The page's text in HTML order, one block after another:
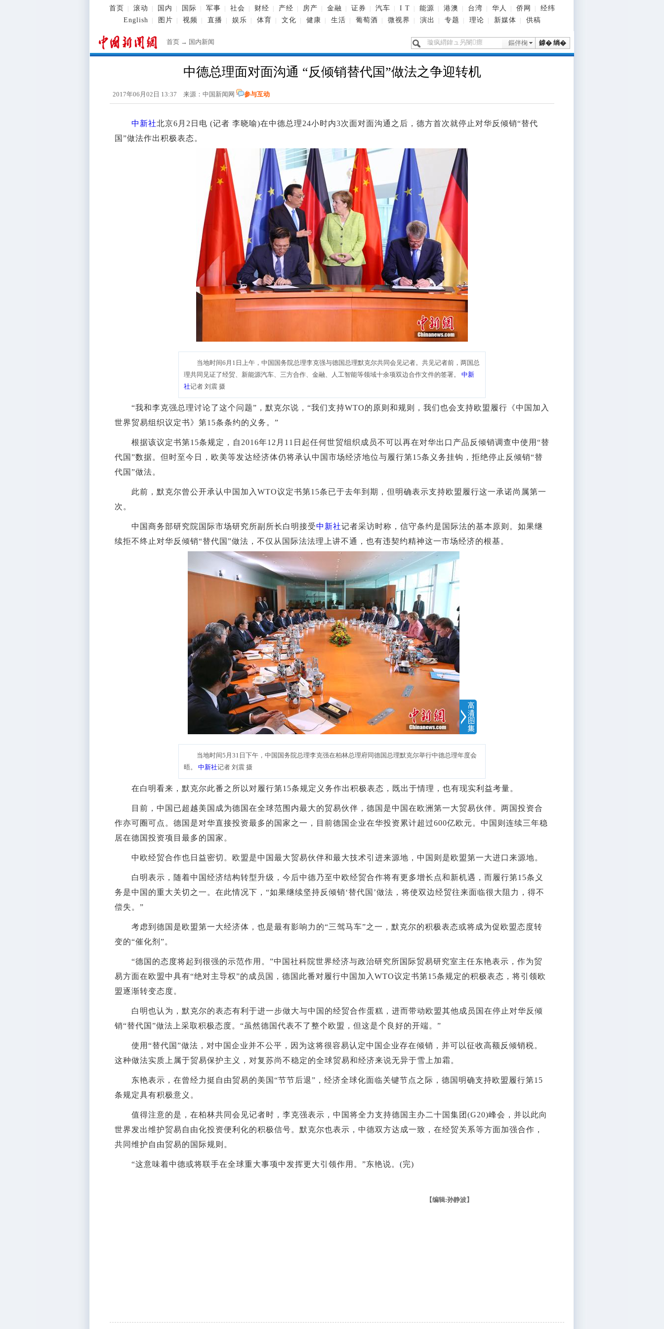
首页 滚动 国内 国际 军事 社会 财经 产经 房产 金融 证券 汽车 I T 能源 港澳 台湾 华人 侨网
经纬
English
图片 视频 直播 娱乐 体育 文化 健康 生活 葡萄酒 微视界 演出 专题 理论 新媒体 供稿
首页 → 国内新闻 鎼� 绱�
鏂伴椈
中德总理面对面沟通 “反倾销替代国”做法之争迎转机
2017年06月02日 13:37 来源： 中国新闻网 参与互动
中新社北京6月2日电 (记者 李晓喻)在中德总理24小时内3次面对面沟通之后，德方首次就停止对华反倾销“替代
国”做法作出积极表态。
当地时间6月1日上午，中国国务院总理李克强与德国总理默克尔共同会见记者。共见记者前，两国总
理共同见证了经贸、新能源汽车、三方合作、金融、人工智能等领域十余项双边合作文件的签署。 中新
社记者 刘震 摄
“我和李克强总理讨论了这个问题”，默克尔说，“我们支持WTO的原则和规则，我们也会支持欧盟履行《中国加入
世界贸易组织议定书》第15条条约的义务。”
根据该议定书第15条规定，自2016年12月11日起任何世贸组织成员不可以再在对华出口产品反倾销调查中使用“替
代国”数据。但时至今日，欧美等发达经济体仍将承认中国市场经济地位与履行第15条义务挂钩，拒绝停止反倾销“替
代国”做法。
此前，默克尔曾公开承认中国加入WTO议定书第15条已于去年到期，但明确表示支持欧盟履行这一承诺尚属第一
次。
中国商务部研究院国际市场研究所副所长白明接受中新社记者采访时称，信守条约是国际法的基本原则。如果继
续拒不终止对华反倾销“替代国”做法，不仅从国际法法理上讲不通，也有违契约精神这一市场经济的根基。
当地时间5月31日下午，中国国务院总理李克强在柏林总理府同德国总理默克尔举行中德总理年度会
晤。 中新社记者 刘震 摄
在白明看来，默克尔此番之所以对履行第15条规定义务作出积极表态，既出于情理，也有现实利益考量。
目前，中国已超越美国成为德国在全球范围内最大的贸易伙伴，德国是中国在欧洲第一大贸易伙伴。两国投资合
作亦可圈可点。德国是对华直接投资最多的国家之一，目前德国企业在华投资累计超过600亿欧元。中国则连续三年稳
居在德国投资项目最多的国家。
中欧经贸合作也日益密切。欧盟是中国最大贸易伙伴和最大技术引进来源地，中国则是欧盟第一大进口来源地。
白明表示，随着中国经济结构转型升级，今后中德乃至中欧经贸合作将有更多增长点和新机遇，而履行第15条义
务是中国的重大关切之一。在此情况下，“如果继续坚持反倾销‘替代国’做法，将使双边经贸往来面临很大阻力，得不
偿失。”
考虑到德国是欧盟第一大经济体，也是最有影响力的“三驾马车”之一，默克尔的积极表态或将成为促欧盟态度转
变的“催化剂”。
“德国的态度将起到很强的示范作用。”中国社科院世界经济与政治研究所国际贸易研究室主任东艳表示，作为贸
易方面在欧盟中具有“绝对主导权”的成员国，德国此番对履行中国加入WTO议定书第15条规定的积极表态，将引领欧
盟逐渐转变态度。
白明也认为，默克尔的表态有利于进一步做大与中国的经贸合作蛋糕，进而带动欧盟其他成员国在停止对华反倾
销“替代国”做法上采取积极态度。“虽然德国代表不了整个欧盟，但这是个良好的开端。”
使用“替代国”做法，对中国企业并不公平，因为这将很容易认定中国企业存在倾销，并可以征收高额反倾销税。
这种做法实质上属于贸易保护主义，对复苏尚不稳定的全球贸易和经济来说无异于雪上加霜。
东艳表示，在曾经力挺自由贸易的美国“节节后退”，经济全球化面临关键节点之际，德国明确支持欧盟履行第15
条规定具有积极意义。
值得注意的是，在柏林共同会见记者时，李克强表示，中国将全力支持德国主办二十国集团(G20)峰会，并以此向
世界发出维护贸易自由化投资便利化的积极信号。默克尔也表示，中德双方达成一致，在经贸关系等方面加强合作，
共同维护自由贸易的国际规则。
“这意味着中德或将联手在全球重大事项中发挥更大引领作用。”东艳说。(完)
【编辑:孙静波】